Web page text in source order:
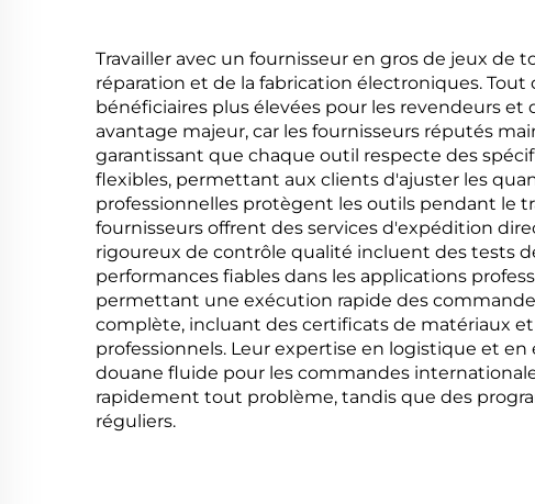
Travailler avec un fournisseur en gros de jeux
réparation et de la fabrication électroniques.
bénéficiaires plus élevées pour les revendeurs
avantage majeur, car les fournisseurs réputés
garantissant que chaque outil respecte des
flexibles, permettant aux clients d'ajuster les
professionnelles protègent les outils pendant le
fournisseurs offrent des services d'expédition
rigoureux de contrôle qualité incluent des tests
performances fiables dans les applications
permettant une exécution rapide des
complète, incluant des certificats de matériaux
professionnels. Leur expertise en logistique et
douane fluide pour les commandes
rapidement tout problème, tandis que des
réguliers.